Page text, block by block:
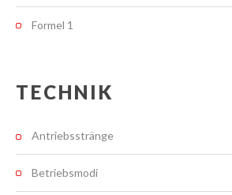
Formel 1
TECHNIK
Antriebsstränge
Betriebsmodi